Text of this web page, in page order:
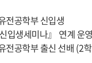
전공학부 신입생
신입생세미나』 연계 운영
전공학부 출신 선배(2